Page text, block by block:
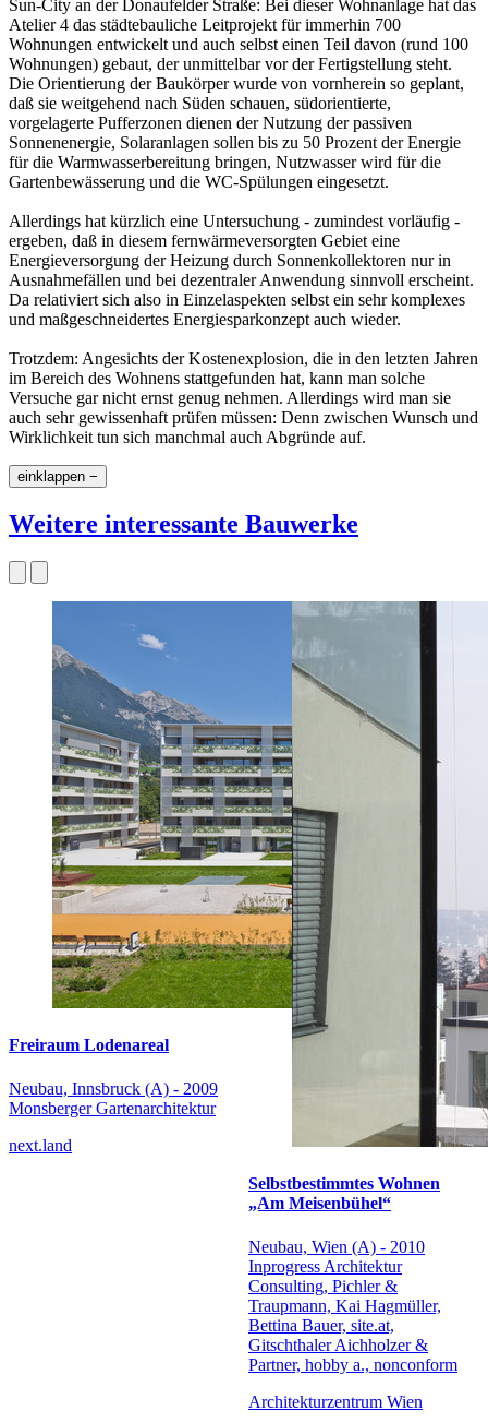
Sun-City an der Donaufelder Straße: Bei dieser Wohnanlage hat das
Atelier 4 das städtebauliche Leitprojekt für immerhin 700
Wohnungen entwickelt und auch selbst einen Teil davon (rund 100
Wohnungen) gebaut, der unmittelbar vor der Fertigstellung steht.
Die Orientierung der Baukörper wurde von vornherein so geplant,
daß sie weitgehend nach Süden schauen, südorientierte,
vorgelagerte Pufferzonen dienen der Nutzung der passiven
Sonnenenergie, Solaranlagen sollen bis zu 50 Prozent der Energie
für die Warmwasserbereitung bringen, Nutzwasser wird für die
Gartenbewässerung und die WC-Spülungen eingesetzt.
Allerdings hat kürzlich eine Untersuchung - zumindest vorläufig -
ergeben, daß in diesem fernwärmeversorgten Gebiet eine
Energieversorgung der Heizung durch Sonnenkollektoren nur in
Ausnahmefällen und bei dezentraler Anwendung sinnvoll erscheint.
Da relativiert sich also in Einzelaspekten selbst ein sehr komplexes
und maßgeschneidertes Energiesparkonzept auch wieder.
Trotzdem: Angesichts der Kostenexplosion, die in den letzten Jahren
im Bereich des Wohnens stattgefunden hat, kann man solche
Versuche gar nicht ernst genug nehmen. Allerdings wird man sie
auch sehr gewissenhaft prüfen müssen: Denn zwischen Wunsch und
Wirklichkeit tun sich manchmal auch Abgründe auf.
einklappen −
Weitere interessante Bauwerke
Freiraum Lodenareal
Neubau, Innsbruck (A) - 2009
Monsberger Gartenarchitektur
next.land
Selbstbestimmtes Wohnen
„Am Meisenbühel“
Neubau, Wien (A) - 2010
Inprogress Architektur
Consulting, Pichler &
Traupmann, Kai Hagmüller,
Bettina Bauer, site.at,
Gitschthaler Aichholzer &
Partner, hobby a., nonconform
Architekturzentrum Wien